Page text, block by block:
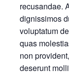
recusandae.
dignissimos
voluptatum
quas
non
deserunt